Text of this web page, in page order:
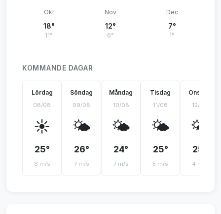
Okt
18°
11°
Nov
12°
6°
Dec
7°
1°
KOMMANDE DAGAR
Lördag
08/08
☀️
25°
6 m/s
Söndag
09/08
🌤️
26°
7 m/s
Måndag
10/08
🌤️
24°
7 m/s
Tisdag
11/08
🌤️
25°
5 m/s
Onsdag
12/08
🌤️
25°
4 m/s